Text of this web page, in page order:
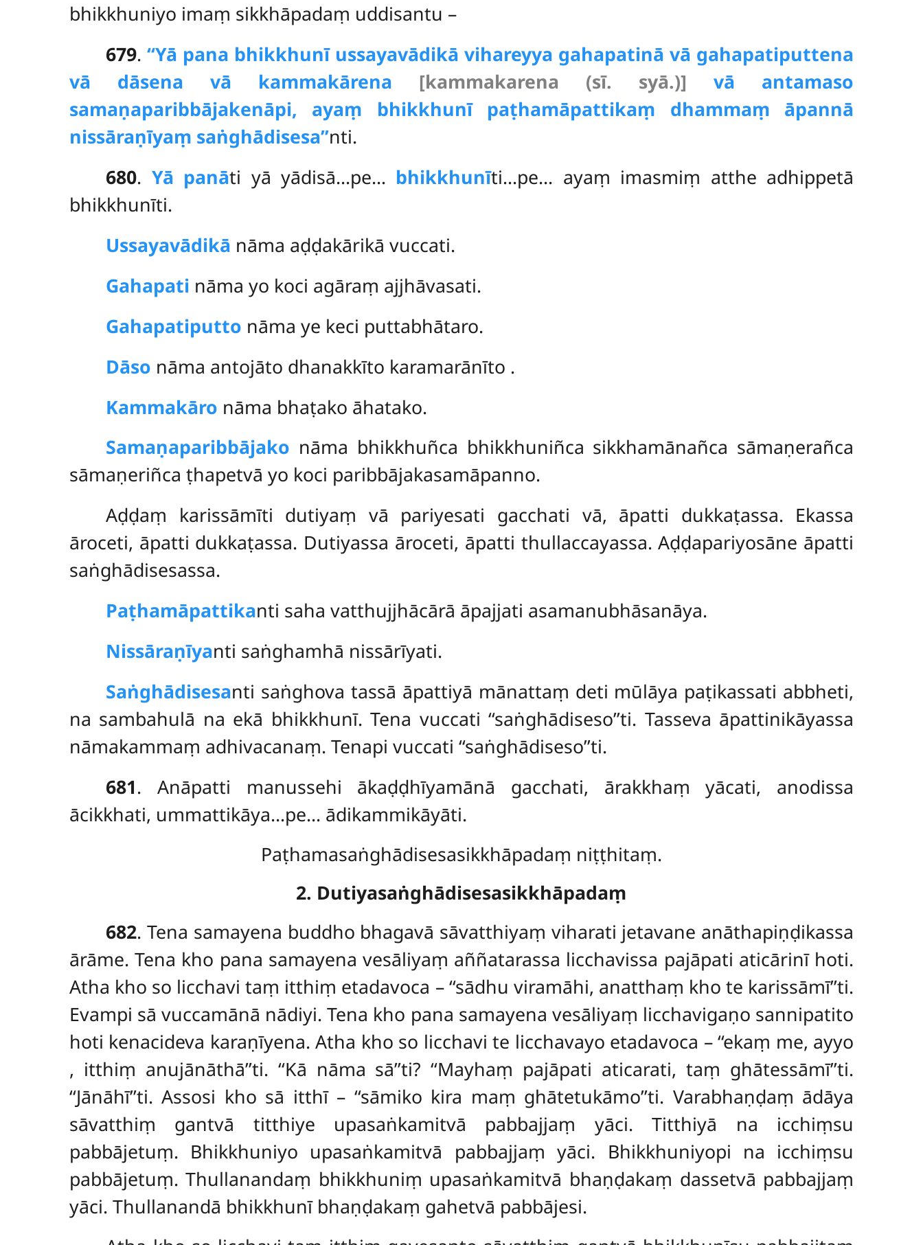
bhikkhuniyo imaṃ sikkhāpadaṃ uddisantu –
679.‘‘Yā pana bhikkhunī ussayavādikā vihareyya gahapatinā vā gahapatiputtena
vā dāsena vā kammakārena [kammakarena (sī. syā.)] vā antamaso
samaṇaparibbājakenāpi, ayaṃ bhikkhunī paṭhamāpattikaṃ dhammaṃ āpannā
nissāraṇīyaṃ saṅghādisesa’’nti.
680. Yā panāti yā yādisā…pe… bhikkhunīti…pe… ayaṃ imasmiṃ atthe adhippetā
bhikkhunīti.
Ussayavādikā nāma aḍḍakārikā vuccati.
Gahapati nāma yo koci agāraṃ ajjhāvasati.
Gahapatiputto nāma ye keci puttabhātaro.
Dāso nāma antojāto dhanakkīto karamarānīto .
Kammakāro nāma bhaṭako āhatako.
Samaṇaparibbājako nāma bhikkhuñca bhikkhuniñca sikkhamānañca sāmaṇerañca
sāmaṇeriñca ṭhapetvā yo koci paribbājakasamāpanno.
Aḍḍaṃ karissāmīti dutiyaṃ vā pariyesati gacchati vā, āpatti dukkaṭassa. Ekassa
āroceti, āpatti dukkaṭassa. Dutiyassa āroceti, āpatti thullaccayassa. Aḍḍapariyosāne āpatti
saṅghādisesassa.
Paṭhamāpattikanti saha vatthujjhācārā āpajjati asamanubhāsanāya.
Nissāraṇīyanti saṅghamhā nissārīyati.
Saṅghādisesanti saṅghova tassā āpattiyā mānattaṃ deti mūlāya paṭikassati abbheti,
na sambahulā na ekā bhikkhunī. Tena vuccati ‘‘saṅghādiseso’’ti. Tasseva āpattinikāyassa
nāmakammaṃ adhivacanaṃ. Tenapi vuccati ‘‘saṅghādiseso’’ti.
681. Anāpatti manussehi ākaḍḍhīyamānā gacchati, ārakkhaṃ yācati, anodissa
ācikkhati, ummattikāya…pe… ādikammikāyāti.
Paṭhamasaṅghādisesasikkhāpadaṃ niṭṭhitaṃ.
2. Dutiyasaṅghādisesasikkhāpadaṃ
682. Tena samayena buddho bhagavā sāvatthiyaṃ viharati jetavane anāthapiṇḍikassa
ārāme. Tena kho pana samayena vesāliyaṃ aññatarassa licchavissa pajāpati aticārinī hoti.
Atha kho so licchavitaṃ itthiṃ etadavoca – ‘‘sādhu viramāhi, anatthaṃ kho te karissāmī’’ti.
Evampi sā vuccamānā nādiyi. Tena kho pana samayena vesāliyaṃ licchavigaṇo sannipatito
hoti kenacideva karaṇīyena. Atha kho so licchavi te licchavayo etadavoca – ‘‘ekaṃ me, ayyo
, itthiṃ anujānāthā’’ti. ‘‘Kā nāma sā’’ti? ‘‘Mayhaṃ pajāpati aticarati, taṃ ghātessāmī’’ti.
‘‘Jānāhī’’ti. Assosi kho sā itthī – ‘‘sāmiko kira maṃ ghātetukāmo’’ti. Varabhaṇḍaṃ ādāya
sāvatthiṃ gantvā titthiye upasaṅkamitvā pabbajjaṃ yāci. Titthiyā na icchiṃsu
pabbājetuṃ. Bhikkhuniyo upasaṅkamitvā pabbajjaṃ yāci. Bhikkhuniyopi na icchiṃsu
pabbājetuṃ. Thullanandaṃ bhikkhuniṃ upasaṅkamitvā bhaṇḍakaṃ dassetvā pabbajjaṃ
yāci. Thullanandā bhikkhunī bhaṇḍakaṃ gahetvā pabbājesi.